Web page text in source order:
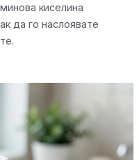
киселина
да го наслоявате